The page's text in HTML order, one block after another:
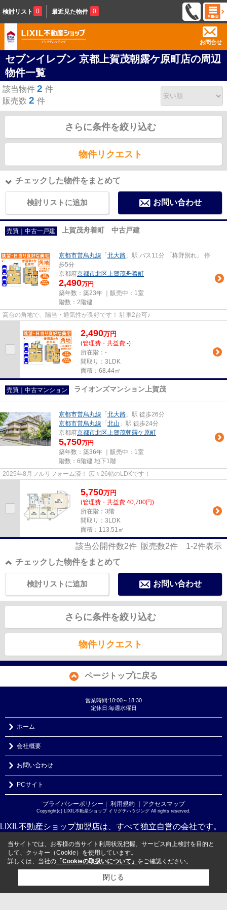
検討リスト 0 最近見た物件 0
お問合せ
セブンイレブン 京都上賀茂朝露ケ原町店の周辺
物件一覧
該当物件 2 件
販売数 2 件
さらに条件を絞り込む
物件リクエスト
チェックした物件をまとめて
検討リストに追加 お問い合わせ
売買｜中古一戸建 上賀茂舟着町 中古戸建
京都市営烏丸線 「 北大路 」駅 バス11分 「柊野別れ」 停
歩5分
京都府京都市北区上賀茂舟着町
2,490万円
築年数：築23年 ｜販売中： 1室
階数：2階建
高台の角地で、陽当・通気性が良好です！ 駐車2台可♪
2,490万円
(管理費・共益費 -)
所在階：-
間取り：3LDK
面積：68.44㎡
売買｜中古マンション ライオンズマンション上賀茂
京都市営烏丸線 「 北大路 」駅 徒歩26分
京都市営烏丸線 「 北山 」駅 徒歩24分
京都府京都市北区上賀茂朝露ケ原町
5,750万円
築年数：築36年 ｜販売中： 1室
階数：6階建 地下1階
2025年8月フルリフォーム済！ 広々26帖のLDKです！
5,750万円
(管理費・共益費 40,700円)
所在階：3階
間取り：3LDK
面積：113.51㎡
該当公開件数2件 販売数2件 1-2件表示
チェックした物件をまとめて
お問い合わせ
検討リストに追加
さらに条件を絞り込む
物件リクエスト
ページトップに戻る
営業時間:10:00～18:30
定休日:毎週水曜日
ホーム
会社概要
お問い合わせ
PCサイト
プライバシーポリシー ｜ 利用規約 ｜アクセスマップ
Copyright(c) LIXIL不動産ショップ イリグチハウジング All rights reserved.
LIXIL不動産ショップ加盟店は、すべて独立自営の会社です。
当サイトでは、お客様の当サイト利用状況把握、サービス向上検討を目的と
して、クッキー（Cookie）を使用しています。
詳しくは、当社の 「Cookieの取扱いについて」 をご確認ください。
閉じる